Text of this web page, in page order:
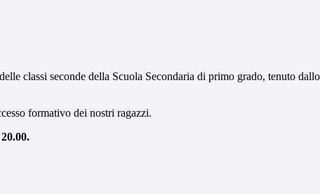
classi seconde della Scuola Secondaria di primo grado, tenuto
formativo dei nostri ragazzi.